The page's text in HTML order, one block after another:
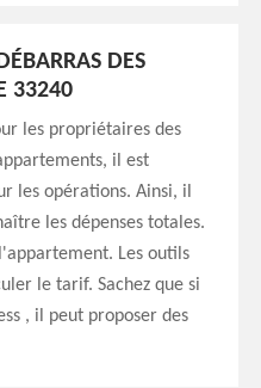
DES
33240
les propriétaires des
il est
les opérations. Ainsi, il
les dépenses totales.
Les outils
le tarif. Sachez que si
, il peut proposer des